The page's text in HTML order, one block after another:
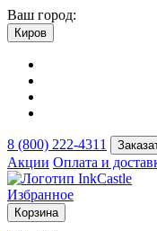
Ваш город:
Киров
8 (800) 222-4311
Акции Оплата и
Избранное
Корзина